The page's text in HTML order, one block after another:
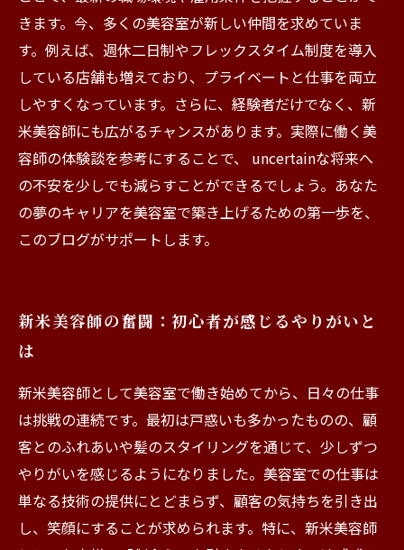
きます。今、多くの美容室が新しい仲間を求めていま
す。例えば、週休二日制やフレックスタイム制度を導入
している店舗も増えており、プライベートと仕事を両立
しやすくなっています。さらに、経験者だけでなく、新
米美容師にも広がるチャンスがあります。実際に働く美
容師の体験談を参考にすることで、 uncertainな将来へ
の不安を少しでも減らすことができるでしょう。あなた
の夢のキャリアを美容室で築き上げるための第一歩を、
このブログがサポートします。
新米美容師の奮闘：初心者が感じるやりがいと
は
新米美容師として美容室で働き始めてから、日々の仕事
は挑戦の連続です。最初は戸惑いも多かったものの、顧
客とのふれあいや髪のスタイリングを通じて、少しずつ
やりがいを感じるようになりました。美容室での仕事は
単なる技術の提供にとどまらず、顧客の気持ちを引き出
し、笑顔にすることが求められます。特に、新米美容師